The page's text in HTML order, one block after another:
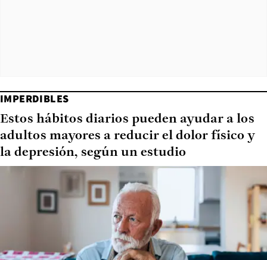
IMPERDIBLES
Estos hábitos diarios pueden ayudar a los
adultos mayores a reducir el dolor físico y
la depresión, según un estudio